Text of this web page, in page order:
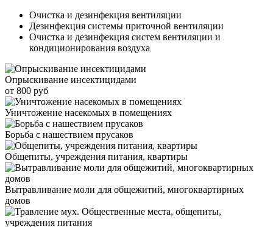
Очистка и дезинфекция вентиляции
Дезинфекция системы приточной вентиляции
Очистка и дезинфекция систем вентиляции и
кондиционирования воздуха
Опрыскивание инсектицидами
от 800 руб
Уничтожение насекомых в помещениях
Борьба с нашествием прусаков
Общепиты, учреждения питания, квартиры
Вытравливание моли для общежитий, многоквартирных
домов